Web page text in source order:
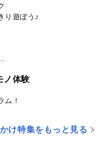
り遊ぼう♪
ノ体験
ム！
け特集をもっと見る